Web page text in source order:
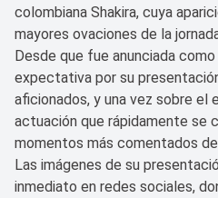
colombiana Shakira, cuya
mayores ovaciones de la
Desde que fue anunciada
expectativa por su
aficionados, y una vez sobre el
actuación que rápidamente se
momentos más comentados
Las imágenes de su
inmediato en redes sociales,